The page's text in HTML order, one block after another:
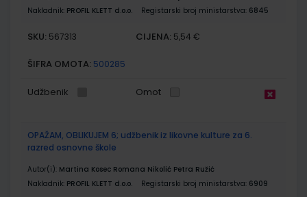
Nakladnik: PROFIL KLETT d.o.o. Registarski broj ministarstva: 6845
SKU: 567313 CIJENA: 5,54 €
ŠIFRA OMOTA: 500285
Udžbenik Omot
OPAŽAM, OBLIKUJEM 6; udžbenik iz likovne kulture za 6.
razred osnovne škole
Autor(i): Martina Kosec Romana Nikolić Petra Ružić
Nakladnik: PROFIL KLETT d.o.o. Registarski broj ministarstva: 6909